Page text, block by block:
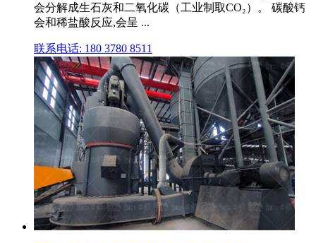
会分解成生石灰和二氧化碳（工业制取CO₂）。 碳酸钙
会和稀盐酸反应,会呈 ...
联系电话: 180 3780 8511